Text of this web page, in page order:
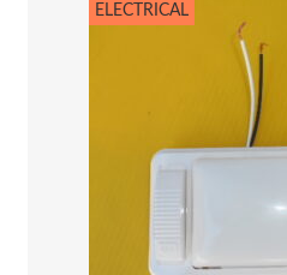
ELECTRICAL